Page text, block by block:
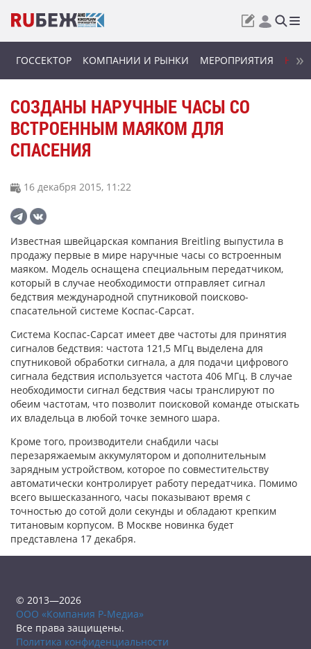
ГОССЕКТОР КОМПАНИИ И РЫНКИ МЕРОПРИЯТИЯ
СОЗДАНЫ НАРУЧНЫЕ ЧАСЫ СО
ВСТРОЕННЫМ МАЯКОМ ДЛЯ
СПАСЕНИЯ
16 декабря 2015, 11:22
Известная швейцарская компания Breitling выпустила в
продажу первые в мире наручные часы со встроенным
маяком. Модель оснащена специальным передатчиком,
который в случае необходимости отправляет сигнал
бедствия международной спутниковой поисково-
спасательной системе Коспас-Сарсат.
Система Коспас-Сарсат имеет две частоты для принятия
сигналов бедствия: частота 121,5 МГц выделена для
спутниковой обработки сигнала, а для подачи цифрового
сигнала бедствия используется частота 406 МГц. В случае
необходимости сигнал бедствия часы транслируют по
обеим частотам, что позволит поисковой команде отыскать
их владельца в любой точке земного шара.
Кроме того, производители снабдили часы
перезаряжаемым аккумулятором и дополнительным
зарядным устройством, которое по совместительству
автоматически контролирует работу передатчика. Помимо
всего вышесказанного, часы показывают время с
точностью до сотой доли секунды и обладают крепким
титановым корпусом. В Москве новинка будет
представлена 17 декабря.
© 2013—2026
ООО «Компания Р-Медиа»
Все права защищены.
Политика конфиденциальности